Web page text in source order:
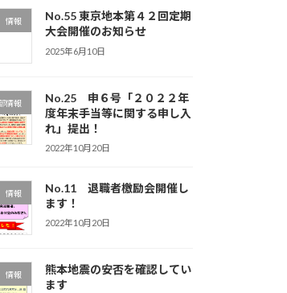
情報
No.55 東京地本第４２回定期
大会開催のお知らせ
2025年6月10日
情報
No.25 申６号「２０２２年
度年末手当等に関する申し入
れ」提出！
2022年10月20日
情報
No.11 退職者檄励会開催し
ます！
2022年10月20日
情報
熊本地震の安否を確認してい
ます